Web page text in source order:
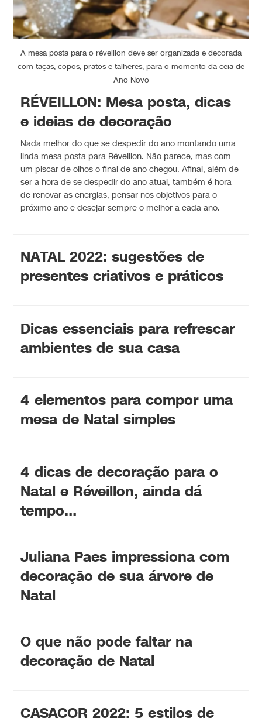
A mesa posta para o réveillon deve ser organizada e decorada
com taças, copos, pratos e talheres, para o momento da ceia de
Ano Novo
RÉVEILLON: Mesa posta, dicas
e ideias de decoração
Nada melhor do que se despedir do ano montando uma
linda mesa posta para Réveillon. Não parece, mas com
um piscar de olhos o final de ano chegou. Afinal, além de
ser a hora de se despedir do ano atual, também é hora
de renovar as energias, pensar nos objetivos para o
próximo ano e desejar sempre o melhor a cada ano.
NATAL 2022: sugestões de
presentes criativos e práticos
Dicas essenciais para refrescar
ambientes de sua casa
4 elementos para compor uma
mesa de Natal simples
4 dicas de decoração para o
Natal e Réveillon, ainda dá
tempo…
Juliana Paes impressiona com
decoração de sua árvore de
Natal
O que não pode faltar na
decoração de Natal
CASACOR 2022: 5 estilos de